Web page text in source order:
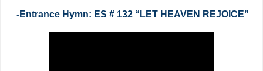
-Entrance Hymn: ES # 132 “LET HEAVEN REJOICE”